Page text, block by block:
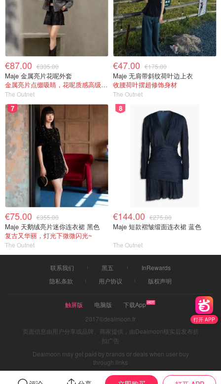
打开 APP
€87.00 €335.00
Maje 金属亮片花呢外套
金属亮片点缀吸睛，花呢质感高级又显贵
The Outnet
€47.00 €175.00
Maje 无肩带斜纹荷叶边上衣
收腰荷叶摆超修饰身材
The Outnet
7
€75.00 €355.00
Maje 天鹅绒亮片迷你连衣裙 黑色
复古又华丽，灯光下微微闪光~
The Outnet
8
€144.00 €275.00
Maje 短款褶皱缎面连衣裙 蓝色
The Outnet
联系我们 黑五
InRewards
隐私条款
用户协议 版权声明
触屏版 电脑版
下载App
2017©dealmoon.fr
页面信息由用户分享或品牌、商家提供，由Dealmoon核实后发布折
扣广告
Dealmoon may get paid by brands or deals when user buy
through links